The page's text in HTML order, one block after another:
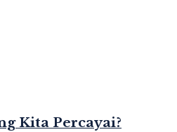
Kita Percayai?